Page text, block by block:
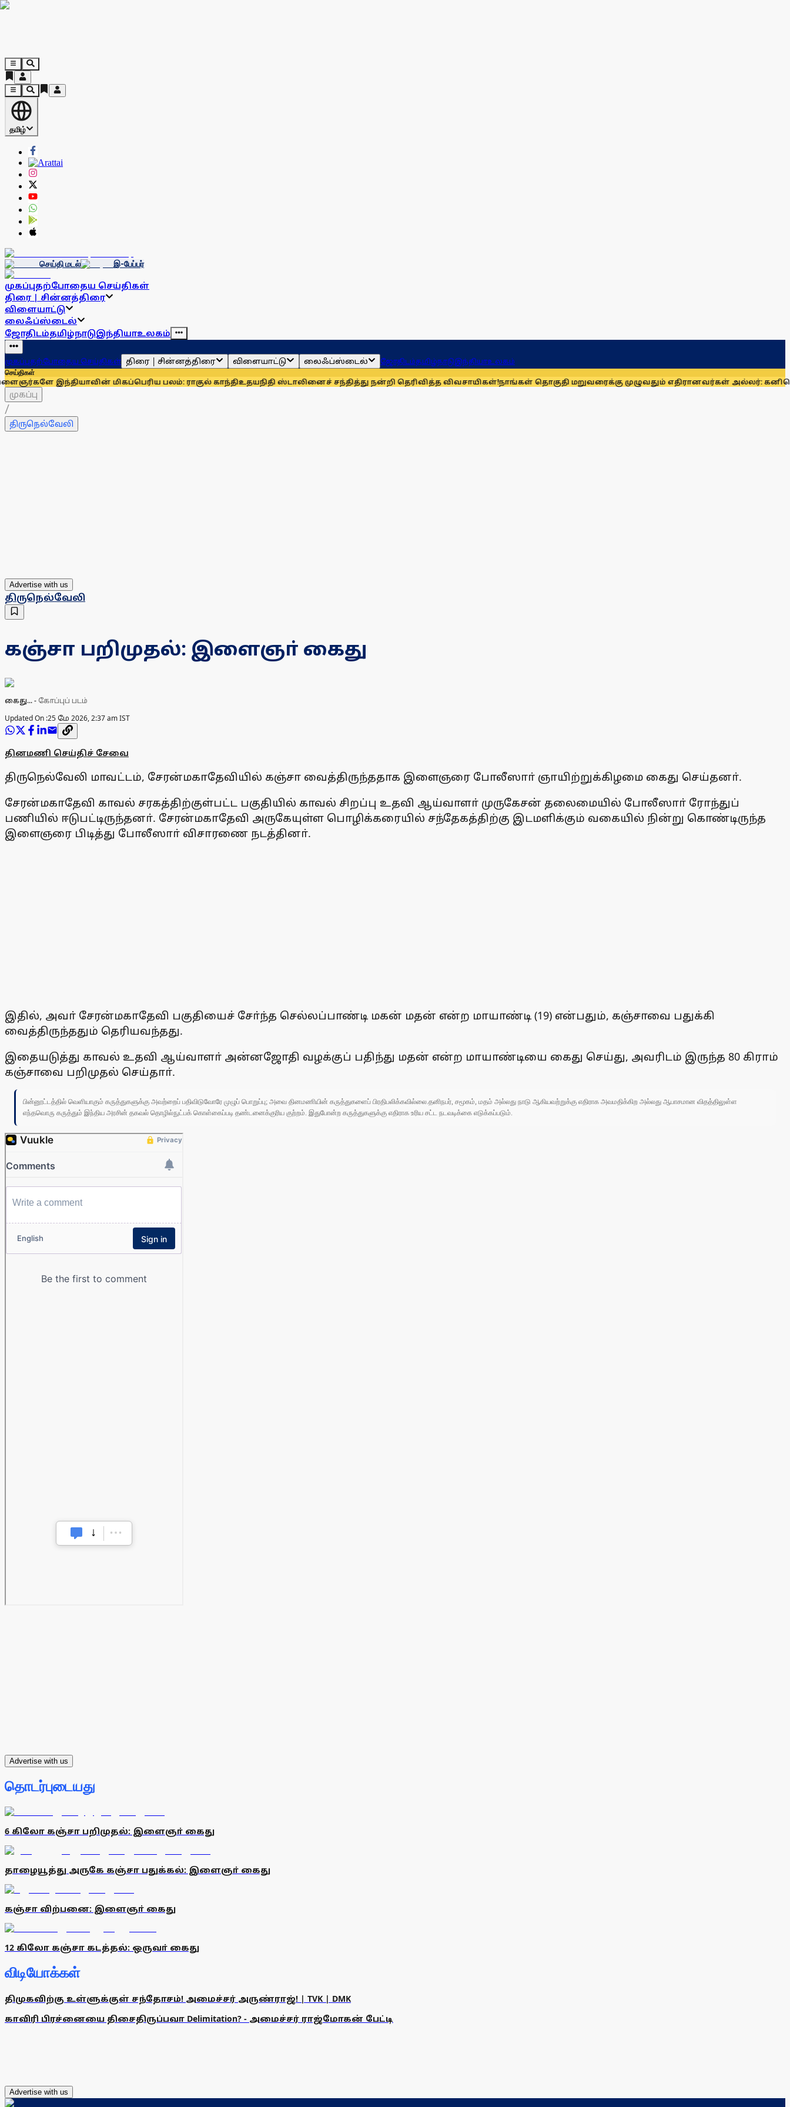
தமிழ்
செய்தி மடல் இ-பேப்பர்
முகப்புதற்போதைய செய்திகள்
திரை | சின்னத்திரை
விளையாட்டு
லைஃப்ஸ்டைல்
ஜோதிடம்தமிழ்நாடுஇந்தியாஉலகம்
முகப்புதற்போதைய செய்திகள் திரை | சின்னத்திரை விளையாட்டு லைஃப்ஸ்டைல் ஜோதிடம்தமிழ்நாடுஇந்தியாஉலகம்
செய்திகள்
மிகப்பெரிய பலம்: ராகுல் காந்திஉதயநிதி ஸ்டாலினைச் சந்தித்து நன்றி தெரிவித்த விவசாயிகள்!நாங்கள் தொகுதி மறுவரைக்கு முழுவதும் எதிரானவர்கள் அல்லர்: கனிமொழி
முகப்பு
/
திருநெல்வேலி
Advertise with us
திருநெல்வேலி
கஞ்சா பறிமுதல்: இளைஞா் கைது
கைது...- கோப்புப் படம்
Updated On :25 மே 2026, 2:37 am IST
தினமணி செய்திச் சேவை
திருநெல்வேலி மாவட்டம், சேரன்மகாதேவியில் கஞ்சா வைத்திருந்ததாக இளைஞரை போலீஸாா் ஞாயிற்றுக்கிழமை கைது செய்தனா்.
சேரன்மகாதேவி காவல் சரகத்திற்குள்பட்ட பகுதியில் காவல் சிறப்பு உதவி ஆய்வாளா் முருகேசன் தலைமையில் போலீஸாா் ரோந்துப்
பணியில் ஈடுபட்டிருந்தனா். சேரன்மகாதேவி அருகேயுள்ள பொழிக்கரையில் சந்தேகத்திற்கு இடமளிக்கும் வகையில் நின்று கொண்டிருந்த
இளைஞரை பிடித்து போலீஸாா் விசாரணை நடத்தினா்.
இதில், அவா் சேரன்மகாதேவி பகுதியைச் சோ்ந்த செல்லப்பாண்டி மகன் மதன் என்ற மாயாண்டி (19) என்பதும், கஞ்சாவை பதுக்கி
வைத்திருந்ததும் தெரியவந்தது.
இதையடுத்து காவல் உதவி ஆய்வாளா் அன்னஜோதி வழக்குப் பதிந்து மதன் என்ற மாயாண்டியை கைது செய்து, அவரிடம் இருந்த 80 கிராம்
கஞ்சாவை பறிமுதல் செய்தாா்.
பின்னூட்டத்தில் வெளியாகும் கருத்துகளுக்கு அவற்றைப் பதிவிடுவோரே முழுப் பொறுப்பு; அவை தினமணியின் கருத்துகளைப் பிரதிபலிக்கவில்லை.தனிநபர், சமூகம், மதம் அல்லது நாடு ஆகியவற்றுக்கு எதிராக அவமதிக்கிற அல்லது ஆபாசமான விதத்திலுள்ள
எந்தவொரு கருத்தும் இந்திய அரசின் தகவல் தொழில்நுட்பக் கொள்கைப்படி தண்டனைக்குரிய குற்றம். இதுபோன்ற கருத்துகளுக்கு எதிராக உரிய சட்ட நடவடிக்கை எடுக்கப்படும்.
Advertise with us
தொடர்புடையது
6 கிலோ கஞ்சா பறிமுதல்: இளைஞா் கைது
தாழையூத்து அருகே கஞ்சா பதுக்கல்: இளைஞா் கைது
கஞ்சா விற்பனை: இளைஞா் கைது
12 கிலோ கஞ்சா கடத்தல்: ஒருவா் கைது
விடியோக்கள்
திமுகவிற்கு உள்ளுக்குள் சந்தோசம்! அமைச்சர் அருண்ராஜ்! | TVK | DMK
காவிரி பிரச்னையை திசைதிருப்பவா Delimitation? - அமைச்சர் ராஜ்மோகன் பேட்டி
Advertise with us